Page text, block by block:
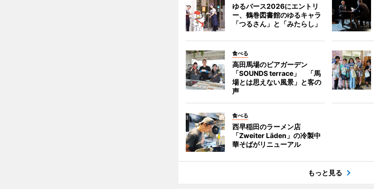
ゆるバース2026にエントリ
ー、鶴巻図書館のゆるキャラ
「つるさん」と「みたらし」
食べる
高田馬場のビアガーデン
「SOUNDS terrace」 「馬
場とは思えない風景」と客の
声
食べる
西早稲田のラーメン店
「Zweiter Läden」の冷製中
華そばがリニューアル
もっと見る